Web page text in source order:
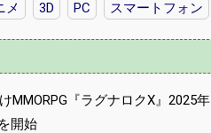
メ 3D PC スマートフォン
MMORPG『ラグナロクX』2025年
開始